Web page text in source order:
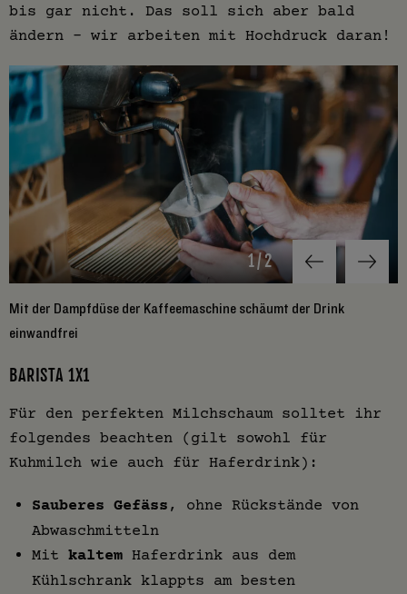
bis gar nicht. Das soll sich aber bald
ändern – wir arbeiten mit Hochdruck daran!
1/2
Mit der Dampfdüse der Kaffeemaschine schäumt der Drink
einwandfrei
BARISTA 1X1
Für den perfekten Milchschaum solltet ihr
folgendes beachten (gilt sowohl für
Kuhmilch wie auch für Haferdrink):
Sauberes Gefäss , ohne Rückstände von
Abwaschmitteln
Mit kaltem Haferdrink aus dem
Kühlschrank klappts am besten